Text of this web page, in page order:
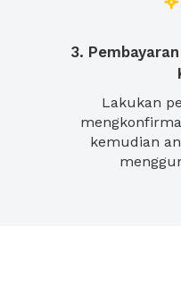
3.
Lakukan
kemudian